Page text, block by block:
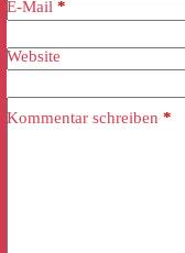
E-Mail *
Website
Kommentar schreiben *